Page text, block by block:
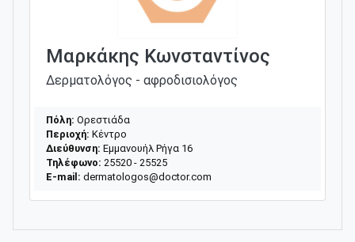
Μαρκάκης Κωνσταντίνος
Δερματολόγος - αφροδισιολόγος
Πόλη: Ορεστιάδα
Περιοχή: Κέντρο
Διεύθυνση: Εμμανουήλ Ρήγα 16
Τηλέφωνο: 25520 - 25525
E-mail: dermatologos@doctor.com